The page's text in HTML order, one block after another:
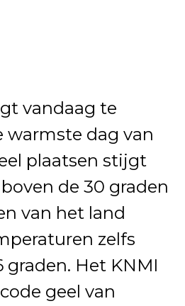
vandaag te
warmste dag van
plaatsen stijgt
de 30 graden
van het land
zelfs
Het KNMI
geel van